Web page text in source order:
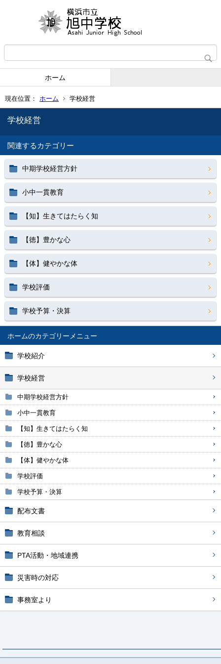
ホーム
現在位置： ホーム 学校経営
ホーム
学校紹介
学校経営
中期学校経営方針
小中一貫教育
【知】生きてはたらく知
【徳】豊かな心
【体】健やかな体
学校評価
学校予算・決算
配布文書
教育相談
PTA活動・地域連携
災害時の対応
事務室より
学校経営
関連するカテゴリー
中期学校経営方針
小中一貫教育
【知】生きてはたらく知
【徳】豊かな心
【体】健やかな体
学校評価
学校予算・決算